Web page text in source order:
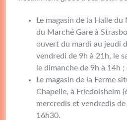
Le magasin de la Halle
du Marché Gare à
ouvert du mardi au jeudi
vendredi de 9h à 21h, le
le dimanche de 9h à 14h ;
Le magasin de la Ferme
Chapelle, à Friedolsheim
mercredis et vendredis
16h30.